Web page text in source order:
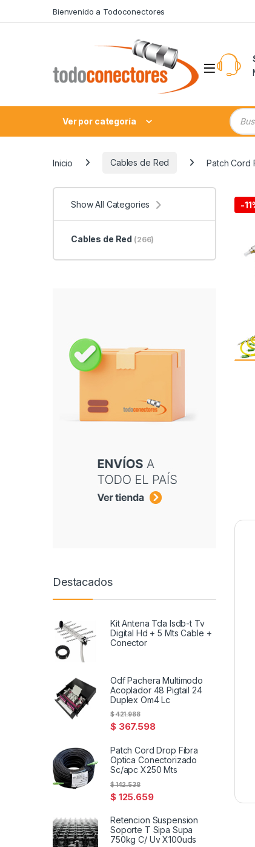
Bienvenido a Todoconectores
Ver por categoría
Inicio Cables de Red Patch Cord
-
Show All Categories
Cables de Red (266)
Destacados
Kit Antena Tda Isdb-t Tv
Digital Hd + 5 Mts Cable +
Conector
Odf Pachera Multimodo
Acoplador 48 Pigtail 24
Duplex Om4 Lc
$367.598
$421.988
Patch Cord Drop Fibra
Optica Conectorizado
Sc/apc X250 Mts
$125.659
$142.538
Retencion Suspension
Soporte T Sipa Supa
750kg C/ Uv X100uds